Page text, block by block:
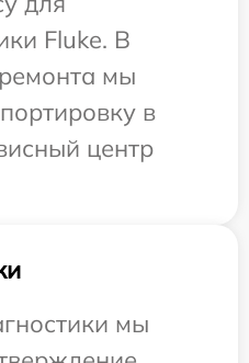
Fluke. В
мы
в
центр
мы